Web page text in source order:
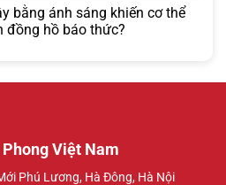
bằng ánh sáng khiến cơ thể
đồng hồ báo thức?
Việt Nam
Phú Lương, Hà Đông, Hà Nội